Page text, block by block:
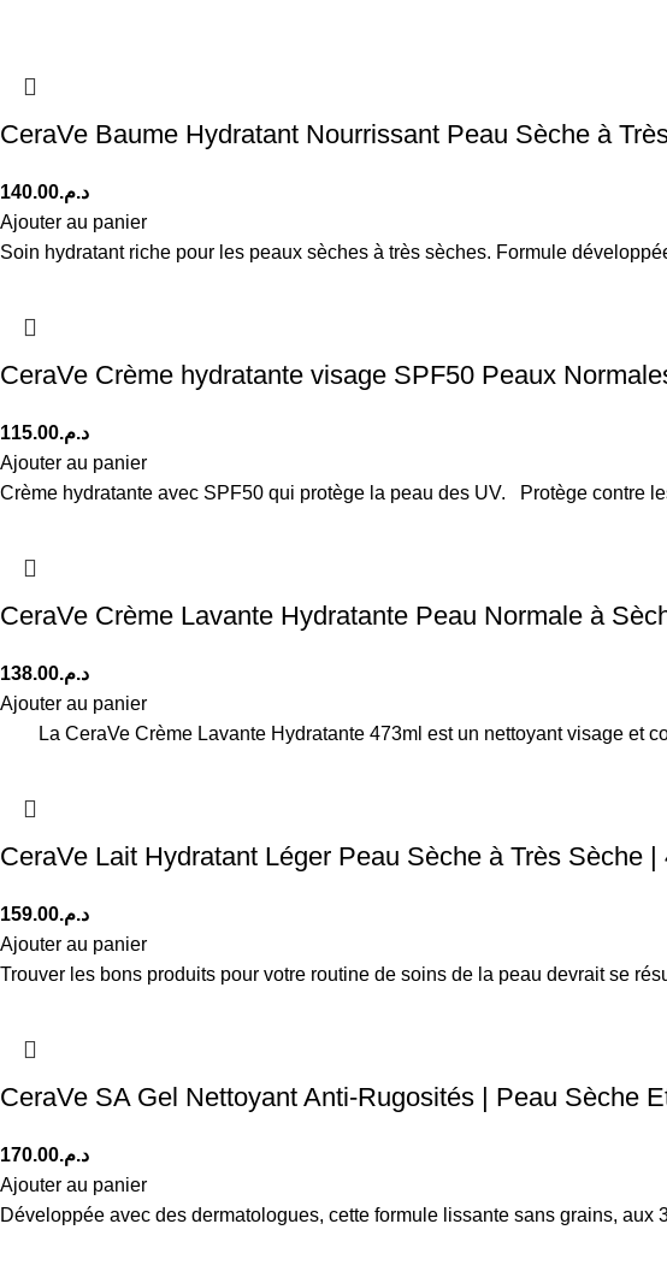
CeraVe Baume Hydratant Nourrissant Peau Sèche à
د.م.140.00
Ajouter au panier
Soin hydratant riche pour les peaux sèches à très sèches. Formule
CeraVe Crème hydratante visage SPF50 Peaux
د.م.115.00
Ajouter au panier
Crème hydratante avec SPF50 qui protège la peau des UV. Protège contre
CeraVe Crème Lavante Hydratante Peau Normale à
د.م.138.00
Ajouter au panier
La CeraVe Crème Lavante Hydratante 473ml est un nettoyant visage et
CeraVe Lait Hydratant Léger Peau Sèche à Très Sèche |
د.م.159.00
Ajouter au panier
Trouver les bons produits pour votre routine de soins de la peau devrait se
CeraVe SA Gel Nettoyant Anti-Rugosités | Peau Sèche
د.م.170.00
Ajouter au panier
Développée avec des dermatologues, cette formule lissante sans grains,